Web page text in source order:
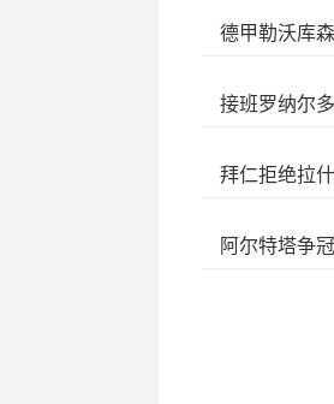
德甲勒沃库
接班罗纳尔
拜仁拒绝拉
阿尔特塔争